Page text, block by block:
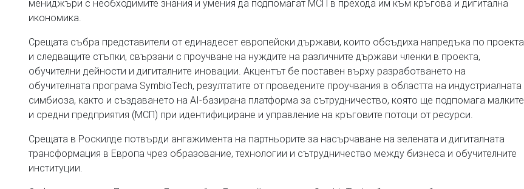
мениджъри с необходимите знания и умения да подпомагат МСП в прехода им към кръгова и дигитална
икономика.
Срещата събра представители от единадесет европейски държави, които обсъдиха напредъка по проекта
и следващите стъпки, свързани с проучване на нуждите на различните държави членки в проекта,
обучителни дейности и дигиталните иновации. Акцентът бе поставен върху разработването на
обучителната програма SymbioTech, резултатите от проведените проучвания в областта на индустриалната
симбиоза, както и създаването на AI-базирана платформа за сътрудничество, която ще подпомага малките
и средни предприятия (МСП) при идентифициране и управление на кръговите потоци от ресурси.
Срещата в Роскилде потвърди ангажимента на партньорите за насърчаване на зелената и дигиталната
трансформация в Европа чрез образование, технологии и сътрудничество между бизнеса и обучителните
институции.